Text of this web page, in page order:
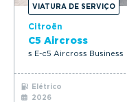
VIATURA DE SERVIÇO
Citroën
C5 Aircross
s E-c5 Aircross Business
Elétrico
2026